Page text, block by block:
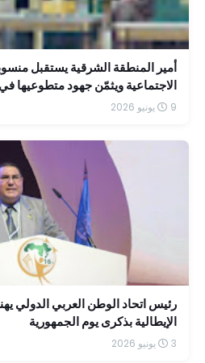
أمير المنطقة الشرقية يستقبل
الاجتماعية ويثمّن جهود
9 يونيو 2026
رئيس اتحاد الوطن العربي الدولي
الإيطالية بذكرى يوم الجمهورية
3 يونيو 2026